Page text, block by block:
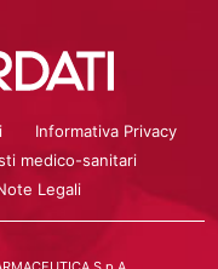
Informativa Privacy
medico-sanitari
Legali